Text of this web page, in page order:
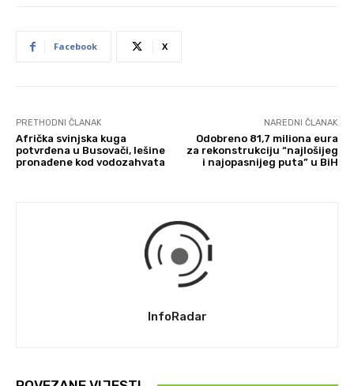
Facebook X
PRETHODNI ČLANAK
Afrička svinjska kuga
potvrđena u Busovači, lešine
pronađene kod vodozahvata
NAREDNI ČLANAK
Odobreno 81,7 miliona eura
za rekonstrukciju “najlošijeg
i najopasnijeg puta” u BiH
InfoRadar